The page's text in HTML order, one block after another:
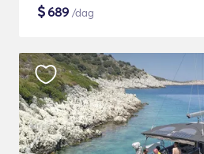
$689 /dag